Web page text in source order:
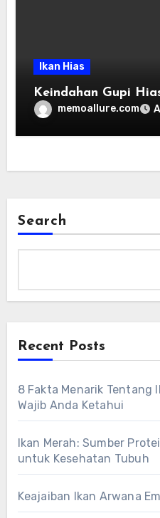
Ikan Hias
Keindahan Gupi
memoallure.com
Search
Recent Posts
8 Fakta Menarik Tentang
Wajib Anda Ketahui
Ikan Merah: Sumber
untuk Kesehatan Tubuh
Keajaiban Ikan Arwana